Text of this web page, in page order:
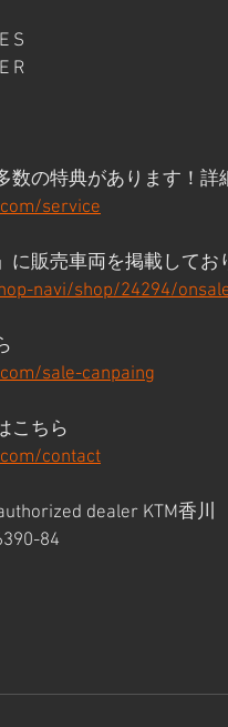
S
R
数の特典があります！詳
service
に販売車両を掲載してお
navi/shop/24294/
sale-canpaing
こちら
contact
dealer KTM香川
84